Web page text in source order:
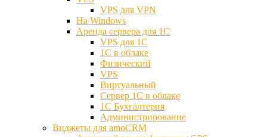
VPS для VPN
На Windows
Аренда сервера для 1С
VPS для 1С
1С в облаке
Физический
VPS
Виртуальный
Сервер 1С в облаке
1С Бухгалтерия
Администрирование
Виджеты для amoCRM